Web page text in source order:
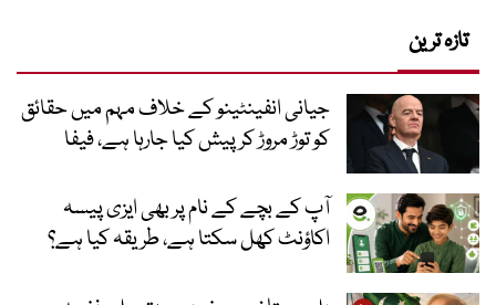
تازہ ترین
جیانی انفینٹینو کے خلاف مہم میں حقائق
کو توڑ مروڑ کر پیش کیا جارہا ہے، فیفا
آپ کے بچے کے نام پر بھی ایزی پیسہ
اکاؤنٹ کھل سکتا ہے، طریقہ کیا ہے؟